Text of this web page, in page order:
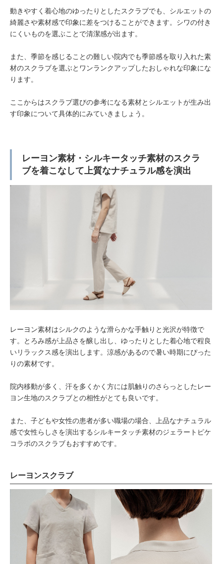
動きやすく着心地のゆったりとしたスクラブでも、シルエットの
綺麗さや素材感で印象に差をつけることができます。シワの付き
にくいものを選ぶことで清潔感が出ます。
また、季節を感じることの難しい院内でも季節感を取り入れた素
材のスクラブを選ぶとワンランクアップしたおしゃれな印象にな
ります。
ここからはスクラブ選びの参考になる素材とシルエットが生み出
す印象について具体的にみていきましょう。
レーヨン素材・シルキータッチ素材のスクラ
ブを着こなして上質なナチュラル感を演出
レーヨン素材はシルクのような滑らかな手触りと光沢が特徴で
す。とろみ感が上品さを醸し出し、ゆったりとした着心地で程良
いリラックス感を演出します。涼感があるので暑い時期にぴった
りの素材です。
院内移動が多く、汗を多くかく方には肌触りのさらっとしたレー
ヨン生地のスクラブとの相性がとても良いです。
また、子どもや女性の患者が多い職場の場合、上品なナチュラル
感で女性らしさを演出するシルキータッチ素材のジェラートピケ
コラボのスクラブもおすすめです。
レーヨンスクラブ